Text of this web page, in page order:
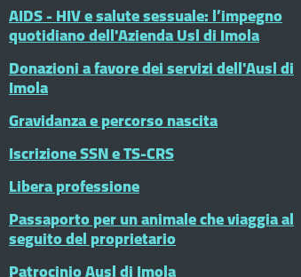
AIDS - HIV e salute sessuale: l’impegno
quotidiano dell'Azienda Usl di Imola
Donazioni a favore dei servizi dell'Ausl di
Imola
Gravidanza e percorso nascita
Iscrizione SSN e TS-CRS
Libera professione
Passaporto per un animale che viaggia al
seguito del proprietario